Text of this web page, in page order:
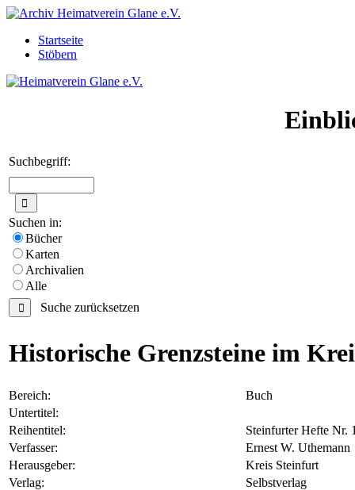
Startseite
Stöbern
Suchbegriff:
Suchen in:
Bücher
Karten
Archivalien
Alle
Suche zurücksetzen
Historische Grenzsteine im
Bereich:
Buch
Untertitel:
Reihentitel:
Steinfurter Hefte Nr.
Verfasser:
Ernest W. Uthemann
Herausgeber:
Kreis Steinfurt
Verlag:
Selbstverlag